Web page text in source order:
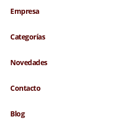
de moda
Empresa
Categorías
Novedades
Contacto
Blog